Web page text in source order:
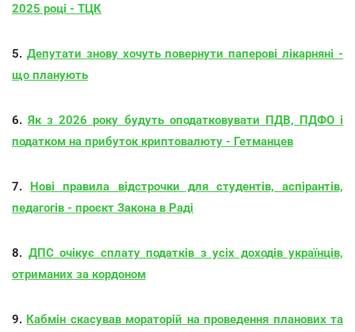
2025 році - ТЦК
5. Депутати знову хочуть повернути паперові лікарняні -
що планують
6.Як з 2026 року будуть оподатковувати ПДВ, ПДФО і
податком на прибуток криптовалюту - Гетманцев
7. Нові правила відстрочки для студентів, аспірантів,
педагогів - проєкт Закона в Раді
8. ДПС очікує сплату податків з усіх доходів українців,
отриманих за кордоном
9. Кабмін скасував мораторій на проведення планових та